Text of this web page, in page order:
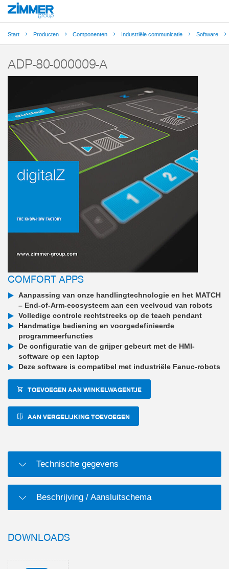
Start Producten Componenten Industriële communicatie Software
ADP-80-000009-A
COMFORT APPS
Aanpassing van onze handlingtechnologie en het MATCH
– End-of-Arm-ecosysteem aan een veelvoud van robots
Volledige controle rechtstreeks op de teach pendant
Handmatige bediening en voorgedefinieerde
programmeerfuncties
De configuratie van de grijper gebeurt met de HMI-
software op een laptop
Deze software is compatibel met industriële Fanuc-robots
TOEVOEGEN AAN WINKELWAGENTJE
AAN VERGELIJKING TOEVOEGEN
Technische gegevens
Beschrijving / Aansluitschema
DOWNLOADS